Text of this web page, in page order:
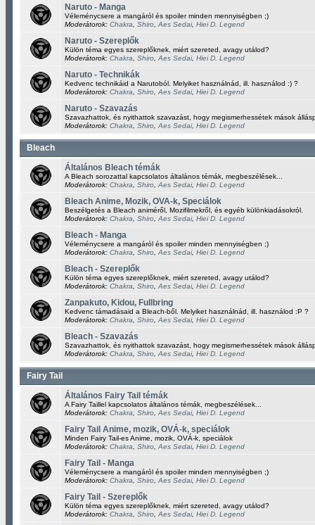
Naruto - Manga
Véleménycsere a mangáról és spoiler minden mennyiségben ;)
Moderátorok: Chakra Shiro, Aes Sedai, Hiei D. Legend
Naruto - Szereplők
Külön téma egyes szereplőknek, miért szereted, avagy utálod?
Moderátorok: Chakra Shiro, Aes Sedai, Hiei D. Legend
Naruto - Technikák
Kedvenc technikáid a Narutoból. Melyiket használnád, ill. használod :) ?
Moderátorok: Chakra Shiro, Aes Sedai, Hiei D. Legend
Naruto - Szavazás
Szavazhattok, és nyithattok szavazást, hogy megismerhessétek mások
Moderátorok: Chakra Shiro, Aes Sedai, Hiei D. Legend
Bleach
Általános Bleach témák
A Bleach sorozattal kapcsolatos általános témák, megbeszélések...
Moderátorok: Chakra Shiro, Aes Sedai, Hiei D. Legend
Bleach Anime, Mozik, OVA-k, Speciálok
Beszélgetés a Bleach animéről, Mozifilmekről, és egyéb különkiadásokról.
Moderátorok: Chakra Shiro, Aes Sedai, Hiei D. Legend
Bleach - Manga
Véleménycsere a mangáról és spoiler minden mennyiségben ;)
Moderátorok: Chakra Shiro, Aes Sedai, Hiei D. Legend
Bleach - Szereplők
Külön téma egyes szereplőknek, miért szereted, avagy utálod?
Moderátorok: Chakra Shiro, Aes Sedai, Hiei D. Legend
Zanpakuto, Kidou, Fullbring
Kedvenc támadásaid a Bleach-ből. Melyiket használnád, ill. használod :P ?
Moderátorok: Chakra Shiro, Aes Sedai, Hiei D. Legend
Bleach - Szavazás
Szavazhattok, és nyithattok szavazást, hogy megismerhessétek mások
Moderátorok: Chakra Shiro, Aes Sedai, Hiei D. Legend
Fairy Tail
Általános Fairy Tail témák
A Fairy Taillel kapcsolatos általános témák, megbeszélések...
Moderátorok: Chakra, Shiro,Aes Sedai, Hiei D. Legend
Fairy Tail Anime, mozik, OVÁ-k, speciálok
Minden Fairy Tail-es Anime, mozik, OVÁ-k, speciálok
Moderátorok: Chakra, Shiro,Aes Sedai, Hiei D. Legend
Fairy Tail - Manga
Véleménycsere a mangáról és spoiler minden mennyiségben ;)
Moderátorok: Chakra, Shiro,Aes Sedai, Hiei D. Legend
Fairy Tail - Szereplők
Külön téma egyes szereplőknek, miért szereted, avagy utálod?
Moderátorok: Chakra, Shiro,Aes Sedai, Hiei D. Legend